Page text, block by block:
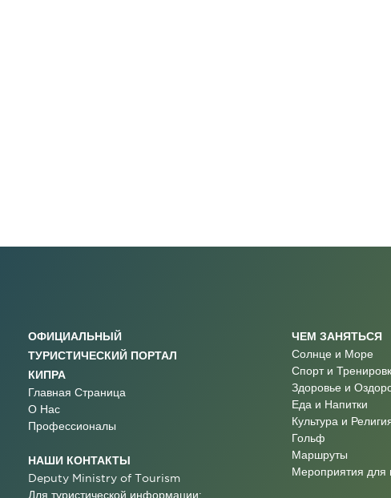
ОФИЦИАЛЬНЫЙ
ТУРИСТИЧЕСКИЙ ПОРТАЛ
КИПРА
Главная Страница
О Нас
Профессионалы
НАШИ КОНТАКТЫ
Deputy Ministry of Tourism
Для туристической информации:
ЧЕМ ЗАНЯТЬСЯ
Солнце и Море
Спорт и
Здоровье и
Еда и Напитки
Культура и
Гольф
Маршруты
Мероприятия для